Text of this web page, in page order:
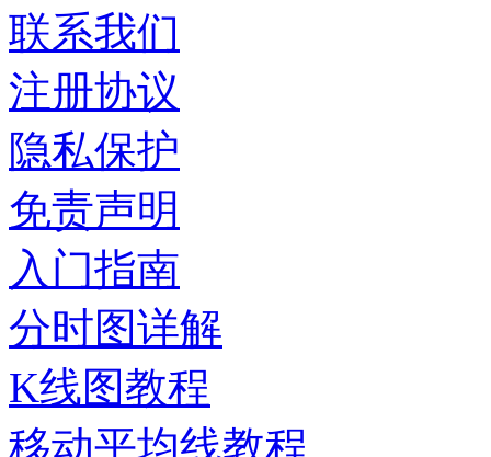
联系我们
注册协议
隐私保护
免责声明
入门指南
分时图详解
K线图教程
移动平均线教程